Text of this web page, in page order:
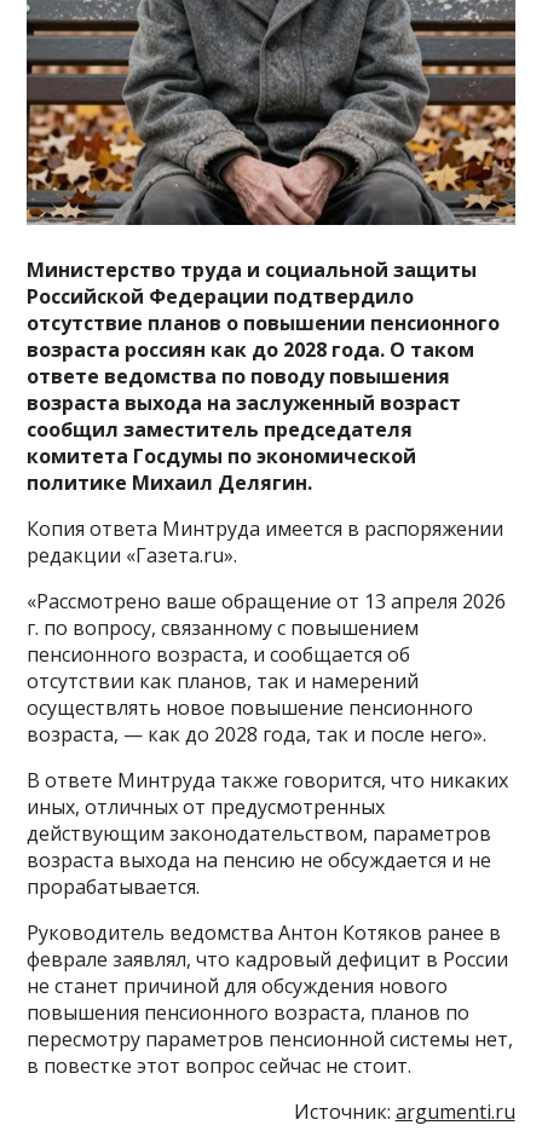
Министерство труда и социальной защиты
Российской Федерации подтвердило
отсутствие планов о повышении пенсионного
возраста россиян как до 2028 года. О таком
ответе ведомства по поводу повышения
возраста выхода на заслуженный возраст
сообщил заместитель председателя
комитета Госдумы по экономической
политике Михаил Делягин.
Копия ответа Минтруда имеется в распоряжении
редакции «Газета.ru».
«Рассмотрено ваше обращение от 13 апреля 2026
г. по вопросу, связанному с повышением
пенсионного возраста, и сообщается об
отсутствии как планов, так и намерений
осуществлять новое повышение пенсионного
возраста, — как до 2028 года, так и после него».
В ответе Минтруда также говорится, что никаких
иных, отличных от предусмотренных
действующим законодательством, параметров
возраста выхода на пенсию не обсуждается и не
прорабатывается.
Руководитель ведомства Антон Котяков ранее в
феврале заявлял, что кадровый дефицит в России
не станет причиной для обсуждения нового
повышения пенсионного возраста, планов по
пересмотру параметров пенсионной системы нет,
в повестке этот вопрос сейчас не стоит.
Источник: argumenti.ru